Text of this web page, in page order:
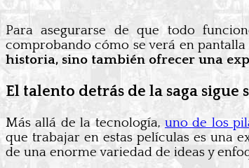
Para asegurarse de que todo
comprobando cómo se verá en
historia, sino también ofrecer una
El talento detrás de la saga sigue
Más allá de la tecnología,uno de los
que trabajar en estas películas es una
de una enorme variedad de ideas y